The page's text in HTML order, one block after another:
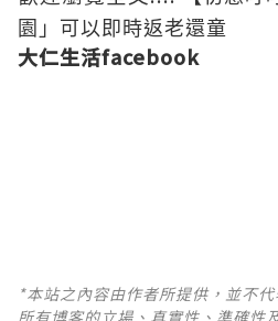
園」可以即時返老還童
大仁生活facebook
*本站之內容由作者所提供，並不
所有博客的立場、真實性、準確性